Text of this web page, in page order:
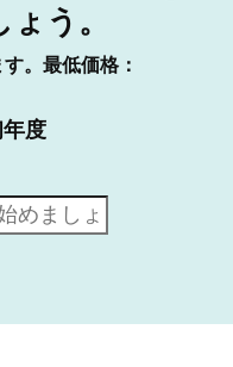
う。
。最低価格：
度